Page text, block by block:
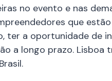
no evento e nas
que
ter a oportunidade de
a longo prazo. Lisboa